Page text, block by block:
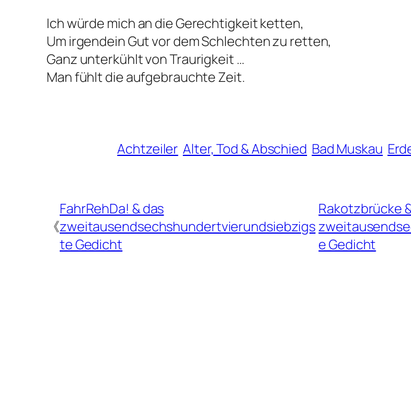
Ich würde mich an die Gerechtigkeit ketten,
Um irgendein Gut vor dem Schlechten zu retten,
Ganz unterkühlt von Traurigkeit …
Man fühlt die aufgebrauchte Zeit.
Achtzeiler Alter, Tod & Abschied Bad Muskau
《
FahrRehDa! & das
zweitausendsechshundertvierundsiebzigs
te Gedicht
Rakotzbrücke
e Gedicht